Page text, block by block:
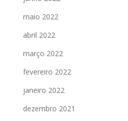
maio 2022
abril 2022
março 2022
fevereiro 2022
janeiro 2022
dezembro 2021